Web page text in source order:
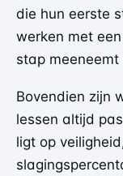
die hun eerste
werken met
stap
Bovendien zijn
lessen altijd
ligt op